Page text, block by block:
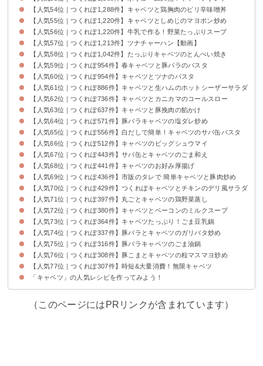
【人気54位｜つくれぽ1,288件】キャベツと鶏胸肉のピリ辛味噌丼
【人気55位｜つくれぽ1,220件】キャベツとしめじのマヨポン炒め
【人気56位｜つくれぽ1,220件】牛乳で作る！野菜たっぷりスープ
【人気57位｜つくれぽ1,213件】ツナチャーハン【動画】
【人気58位｜つくれぽ1,042件】たっぷりキャベツのとんぺい焼き
【人気59位｜つくれぽ954件】春キャベツと豚バラのパスタ
【人気60位｜つくれぽ954件】キャベツとツナのパスタ
【人気61位｜つくれぽ886件】キャベツと生ハムのホットシーザーサラダ
【人気62位｜つくれぽ736件】キャベツとカニカマのコールスロー
【人気63位｜つくれぽ637件】キャベツと豚挽肉の餡かけ
【人気64位｜つくれぽ571件】豚バラキャベツの塩ダレ炒め
【人気65位｜つくれぽ556件】白だしで簡単！キャベツのサバ缶パスタ
【人気66位｜つくれぽ512件】キャベツのビッグシュウマイ
【人気67位｜つくれぽ443件】サバ缶とキャベツのごま和え
【人気68位｜つくれぽ441件】キャベツのお好み厚揚げ
【人気69位｜つくれぽ436件】市販のタレで 簡単キャベツと豚肉炒め
【人気70位｜つくれぽ429件】つくれぽキャベツとチキンのデリ風サラダ
【人気71位｜つくれぽ397件】丸ごとキャベツの鶏野菜蒸し
【人気72位｜つくれぽ380件】キャベツとベーコンのミルクスープ
【人気73位｜つくれぽ364件】キャベツたっぷり！ごま豆乳鍋
【人気74位｜つくれぽ337件】豚バラとキャベツのガリバタ炒め
【人気75位｜つくれぽ316件】豚バラキャベツのごま油鍋
【人気76位｜つくれぽ308件】豚こまとキャベツの粒マスマヨ炒め
【人気77位｜つくれぽ307件】時短&大量消費！無限キャベツ
「キャベツ」の人気レシピを作ってみよう！
（このページにはPRリンクが含まれています）